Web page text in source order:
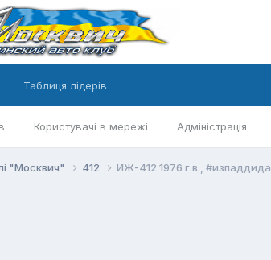
Користувачі в мережі Адміністрація
Таблиця лідерів
"Москвич" 412 ИЖ-412 1976 г.в., #изпаддида